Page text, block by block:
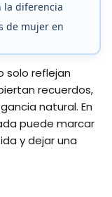
la diferencia
de mujer en
solo reflejan
recuerdos,
natural. En
puede marcar
y dejar una